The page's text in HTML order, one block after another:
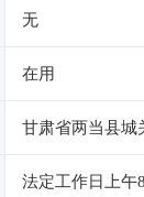
无
在用
甘肃省两当县城
法定工作日上午